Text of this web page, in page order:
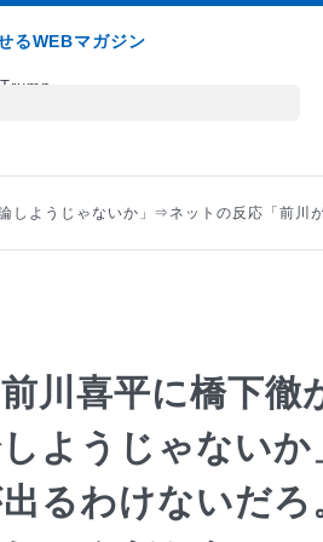
るWEBマガジン
しようじゃないか」⇒ネットの反応「前川
川喜平に橋下徹
ようじゃない
るわけないだろ